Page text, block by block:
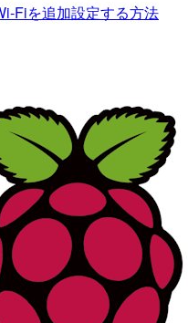
Fiを追加設定する方法